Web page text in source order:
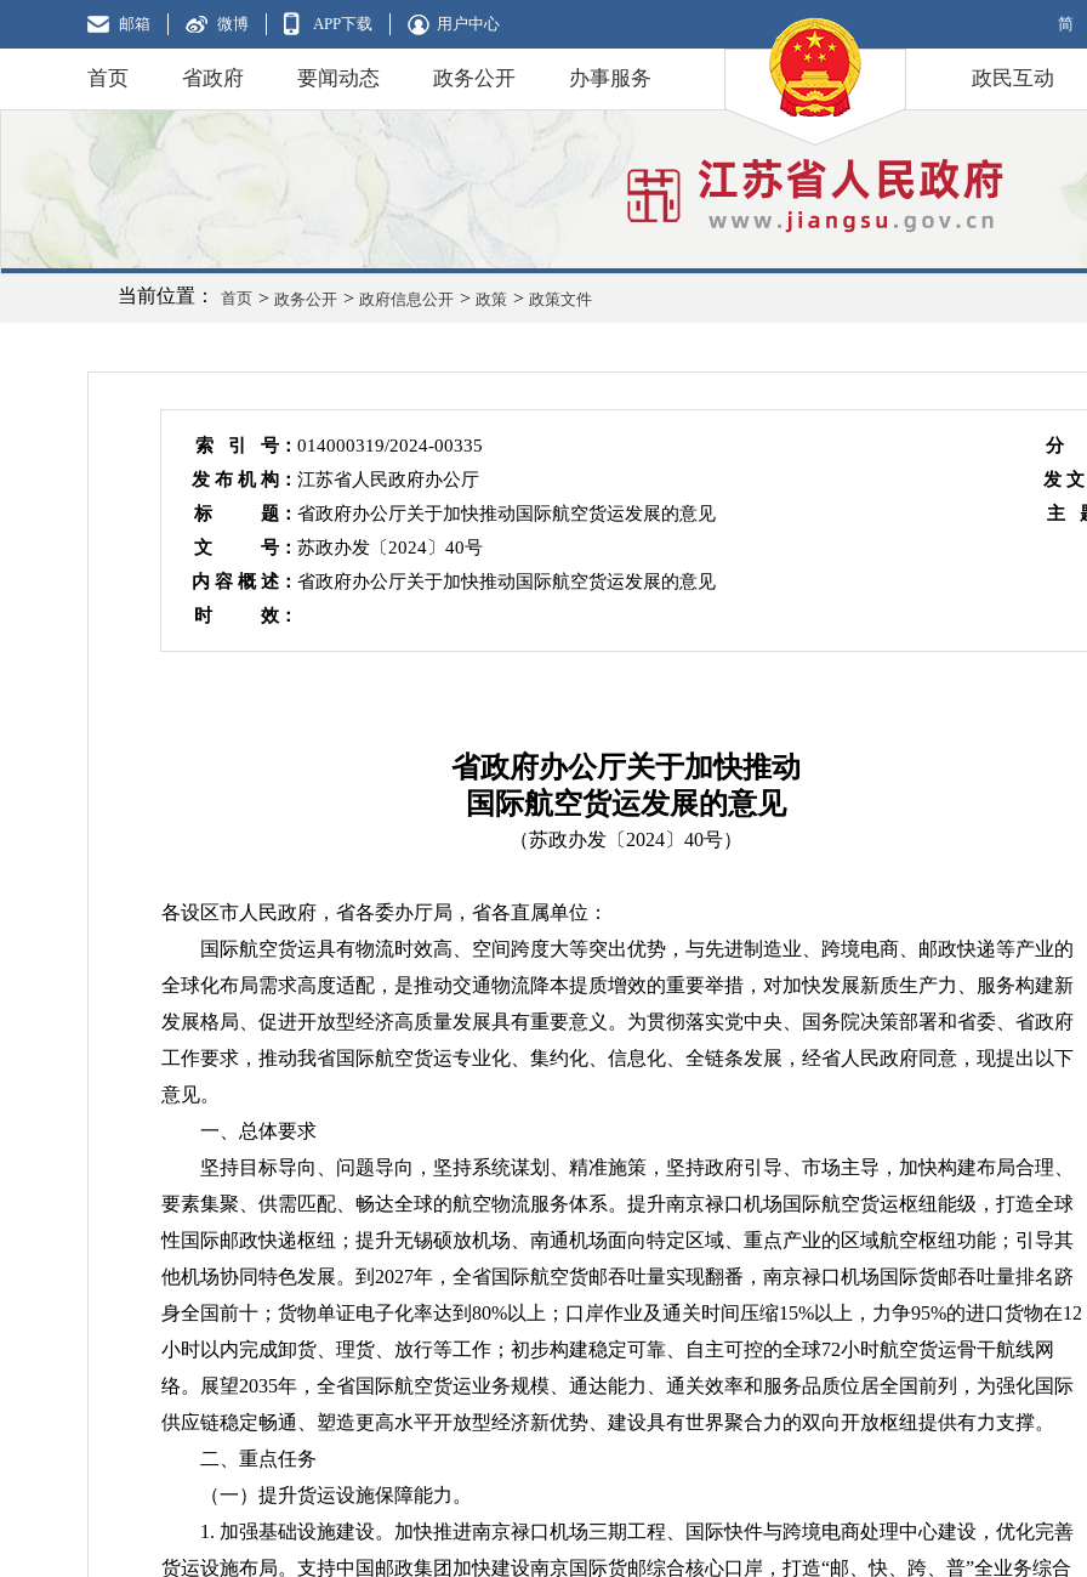
邮箱 微博 APP下载 用户中心 简
首页 省政府 要闻动态 政务公开 办事服务 政民互动
当前位置： 首页 > 政务公开 > 政府信息公开 > 政策 > 政策文件
索 引 号： 014000319/2024-00335
分
发 布 机 构： 江苏省人民政府办公厅
发
标 题： 省政府办公厅关于加快推动国际航空货运发展的意见
主
文 号： 苏政办发〔2024〕40号
内 容 概 述： 省政府办公厅关于加快推动国际航空货运发展的意见
时 效：
省政府办公厅关于加快推动
国际航空货运发展的意见
（苏政办发〔2024〕40号）
各设区市人民政府，省各委办厅局，省各直属单位：
国际航空货运具有物流时效高、空间跨度大等突出优势，与先进制造业、跨境电商、邮政快递等产业的
全球化布局需求高度适配，是推动交通物流降本提质增效的重要举措，对加快发展新质生产力、服务构建新
发展格局、促进开放型经济高质量发展具有重要意义。为贯彻落实党中央、国务院决策部署和省委、省政府
工作要求，推动我省国际航空货运专业化、集约化、信息化、全链条发展，经省人民政府同意，现提出以下
意见。
一、总体要求
坚持目标导向、问题导向，坚持系统谋划、精准施策，坚持政府引导、市场主导，加快构建布局合理、
要素集聚、供需匹配、畅达全球的航空物流服务体系。提升南京禄口机场国际航空货运枢纽能级，打造全球
性国际邮政快递枢纽；提升无锡硕放机场、南通机场面向特定区域、重点产业的区域航空枢纽功能；引导其
他机场协同特色发展。到2027年，全省国际航空货邮吞吐量实现翻番，南京禄口机场国际货邮吞吐量排名跻
身全国前十；货物单证电子化率达到80%以上；口岸作业及通关时间压缩15%以上，力争95%的进口货物在12
小时以内完成卸货、理货、放行等工作；初步构建稳定可靠、自主可控的全球72小时航空货运骨干航线网
络。展望2035年，全省国际航空货运业务规模、通达能力、通关效率和服务品质位居全国前列，为强化国际
供应链稳定畅通、塑造更高水平开放型经济新优势、建设具有世界聚合力的双向开放枢纽提供有力支撑。
二、重点任务
（一）提升货运设施保障能力。
1. 加强基础设施建设。加快推进南京禄口机场三期工程、国际快件与跨境电商处理中心建设，优化完善
货运设施布局。支持中国邮政集团加快建设南京国际货邮综合核心口岸，打造“邮、快、跨、普”全业务综合